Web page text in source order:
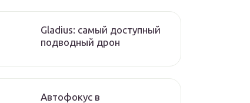
Gladius: самый доступный
подводный дрон
Автофокус в